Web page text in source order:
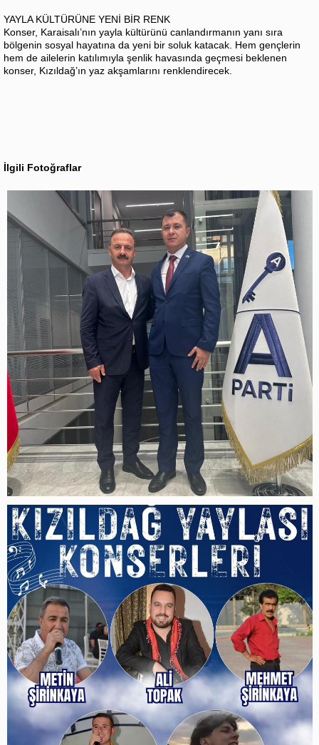
YAYLA KÜLTÜRÜNE YENİ BİR RENK
Konser, Karaisalı’nın yayla kültürünü canlandırmanın yanı sıra
bölgenin sosyal hayatına da yeni bir soluk katacak. Hem gençlerin
hem de ailelerin katılımıyla şenlik havasında geçmesi beklenen
konser, Kızıldağ’ın yaz akşamlarını renklendirecek.
İlgili Fotoğraflar